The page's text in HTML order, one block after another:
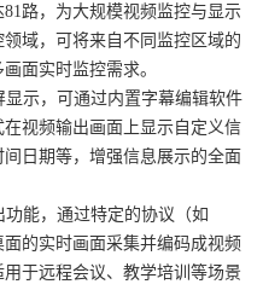
路，为大规模视频监控与显示
域，可将来自不同监控区域的
面实时监控需求。
示，可通过内置字幕编辑软件
视频输出画面上显示自定义信
日期等，增强信息展示的全面
能，通过特定的协议（如
的实时画面采集并编码成视频
于远程会议、教学培训等场景